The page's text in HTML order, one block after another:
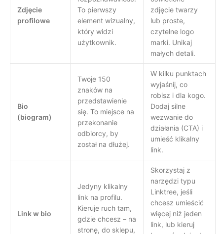
Zdjęcie
profilowe
To pierwszy
element wizualny,
który widzi
użytkownik.
zdjęcie twarzy
lub proste,
czytelne logo
marki. Unikaj
małych detali.
Bio
(biogram)
Twoje 150
znaków na
przedstawienie
się. To miejsce na
przekonanie
odbiorcy, by
został na dłużej.
W kilku punktach
wyjaśnij, co
robisz i dla kogo.
Dodaj silne
wezwanie do
działania (CTA) i
umieść klikalny
link.
Link w bio
Jedyny klikalny
link na profilu.
Kieruje ruch tam,
gdzie chcesz – na
stronę, do sklepu,
Skorzystaj z
narzędzi typu
Linktree, jeśli
chcesz umieścić
więcej niż jeden
link, lub kieruj